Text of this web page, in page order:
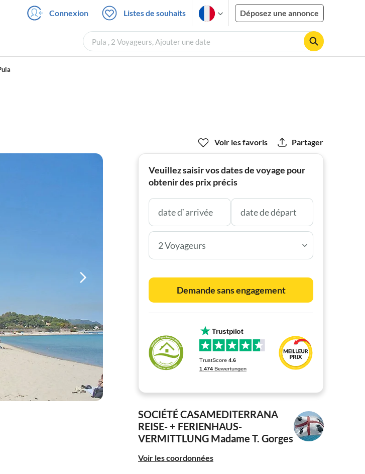
Connexion Listes de souhaits Déposez une annonce
Pula , 2 Voyageurs, Ajouter une date
Voir les favoris Partager
Veuillez saisir vos dates de voyage pour
obtenir des prix précis
2 Voyageurs
Demande sans engagement
SOCIÉTÉ CASAMEDITERRANA
REISE- + FERIENHAUS-
VERMITTLUNG Madame T. Gorges
Voir les coordonnées